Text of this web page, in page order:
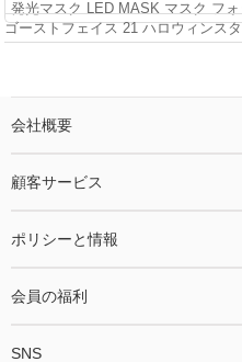
発光マスク LED MASK マスク フ
ゴーストフェイス 21 ハロウィンス
会社概要
顧客サービス
ポリシーと情報
会員の福利
SNS